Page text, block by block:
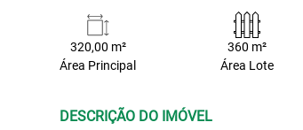
320,00 m²
Área Principal
360 m²
Área Lote
DESCRIÇÃO DO IMÓVEL